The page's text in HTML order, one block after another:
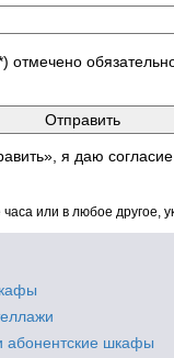
отмечено
я даю
или в любое другое,
абонентские шкафы